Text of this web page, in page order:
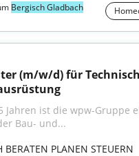
Bergisch Gladbach
(m/w/d) für
Jahren ist die wpw-Gruppe
Bau- und...
PLANEN STEUERN